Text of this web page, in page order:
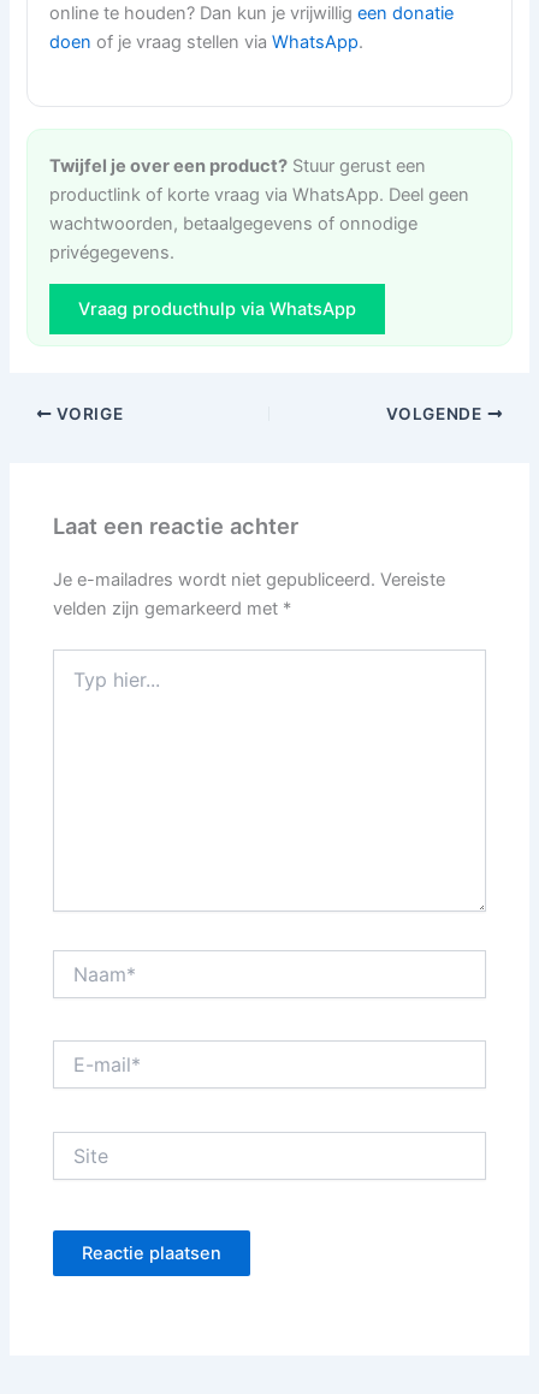
online te houden? Dan kun je vrijwilligeen donatie
doen of je vraag stellen viaWhatsApp.
Twijfel je over een product? Stuur gerust een
productlink of korte vraag via WhatsApp. Deel geen
wachtwoorden, betaalgegevens of onnodige
privégegevens.
Vraag producthulp via WhatsApp
VORIGE VOLGENDE
Laat een reactie achter
Je e-mailadres wordt niet gepubliceerd. Vereiste
velden zijn gemarkeerd met *
hier...
mail*